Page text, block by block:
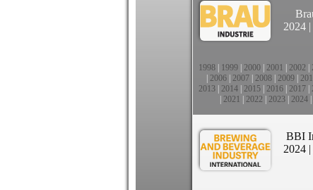
2024 |
1998 1999 2000 2001 2002
2006 2007 2008 2009
2013 2014 2015 2016 2017
2021 2022 2023| 2024|
BBI
2024 |